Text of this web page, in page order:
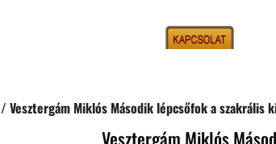
/ Vesztergám Miklós Második lépcsőfok a szakrális
Vesztergám Miklós